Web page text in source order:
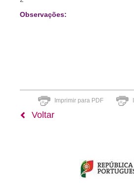
Observações:
Imprimir para PDF
Voltar